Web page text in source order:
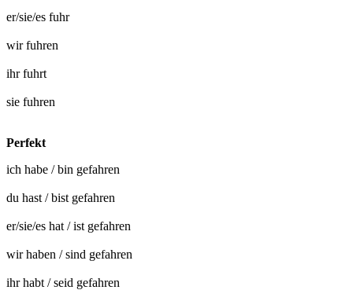
er/sie/es fuhr
wirfuhren
ihrfuhrt
sie fuhren
Perfekt
ich habe / bin gefahren
du hast / bist gefahren
er/sie/es hat / ist gefahren
wir haben / sind gefahren
ihr habt / seid gefahren